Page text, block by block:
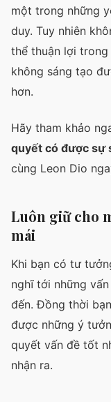
một trong những
duy. Tuy nhiên
thể thuận lợi
không sáng tạo
hơn.
Hãy tham khảo
quyết có được sự
cùng Leon Dio
Luôn giữ cho
mái
Khi bạn có tư
nghĩ tới những
đến. Đồng thời
được những ý
quyết vấn đề tốt
nhận ra.